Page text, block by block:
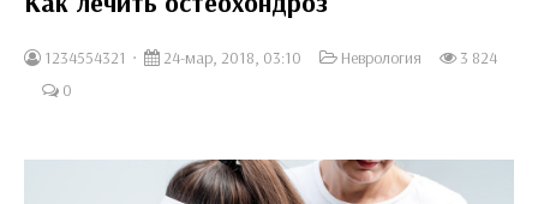
1234554321 24-мар, 2018, 03:10 Неврология
3 824
0